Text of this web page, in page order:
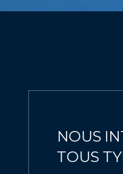
9
NOUS
TOUS